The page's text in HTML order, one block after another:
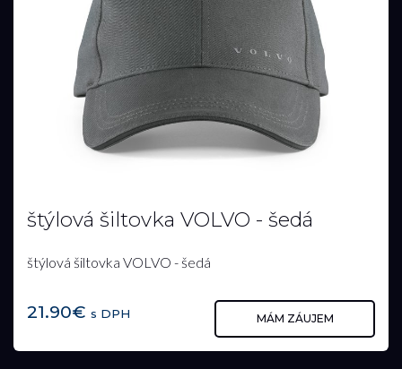
štýlová šiltovka VOLVO - šedá
štýlová šiltovka VOLVO - šedá
21.90€ s DPH MÁM ZÁUJEM